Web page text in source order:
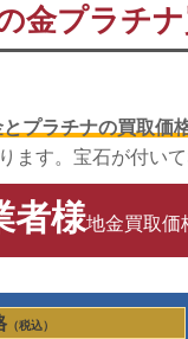
金プラチ
プラチナの買取価
ます。宝石が付い
者様地金買取価
（税込）